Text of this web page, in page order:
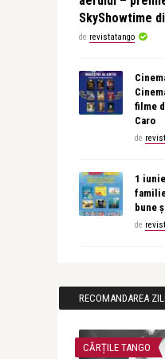
SkyShowtime
de revistatango
filme
Caro
de
1
bune
de
RECOMANDAREA
CĂRȚILE TANGO